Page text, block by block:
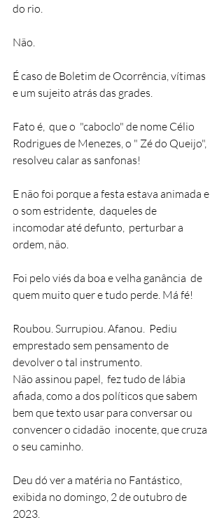
do rio.
Não.
É caso de Boletim de Ocorrência, vítimas
e um sujeito atrás das grades.
Fato é,  que o  "caboclo" de nome Célio
Rodrigues de Menezes, o " Zé do Queijo",
resolveu calar as sanfonas!
E não foi porque a festa estava animada e
o som estridente,  daqueles de
incomodar até defunto,  perturbar a
ordem, não.
Foi pelo viés da boa e velha ganância  de
quem muito quer e tudo perde. Má fé!
Roubou. Surrupiou. Afanou.  Pediu
emprestado sem pensamento de
devolver o tal instrumento.
Não assinou papel,  fez tudo de lábia
afiada, como a dos políticos que sabem
bem que texto usar para conversar ou
convencer o cidadão  inocente, que cruza
o seu caminho.
Deu dó ver a matéria no Fantástico,
exibida no domingo, 2 de outubro de
2023.